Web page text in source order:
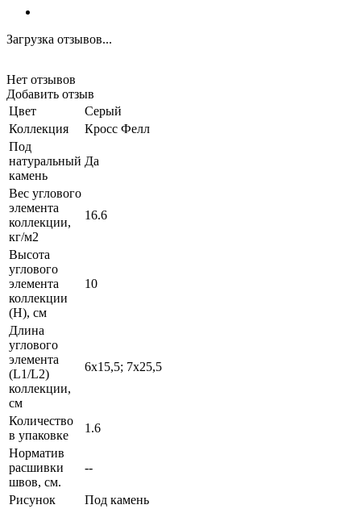
Загрузка отзывов...
Нет отзывов
Добавить отзыв
Цвет
Серый
Коллекция
Кросс Фелл
Под
натуральный
камень
Да
Вес углового
элемента
коллекции,
кг/м2
16.6
Высота
углового
элемента
коллекции
(H), см
10
Длина
углового
элемента
(L1/L2)
коллекции,
см
6х15,5; 7х25,5
Количество
в упаковке
1.6
Норматив
расшивки
швов, см.
--
Рисунок
Под камень